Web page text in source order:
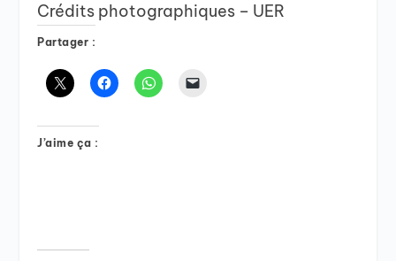
Crédits photographiques – UER
Partager :
J’aime ça :